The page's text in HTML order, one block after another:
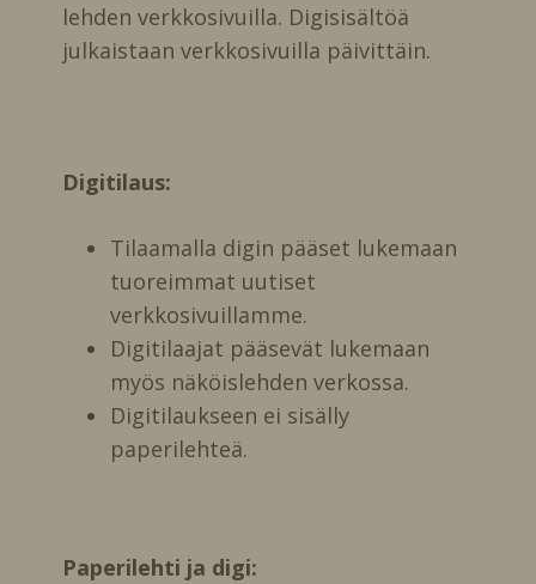
lehden verkkosivuilla. Digisisältöä
julkaistaan verkkosivuilla päivittäin.
Digitilaus:
Tilaamalla digin pääset lukemaan
tuoreimmat uutiset
verkkosivuillamme.
Digitilaajat pääsevät lukemaan
myös näköislehden verkossa.
Digitilaukseen ei sisälly
paperilehteä.
Paperilehti ja digi: